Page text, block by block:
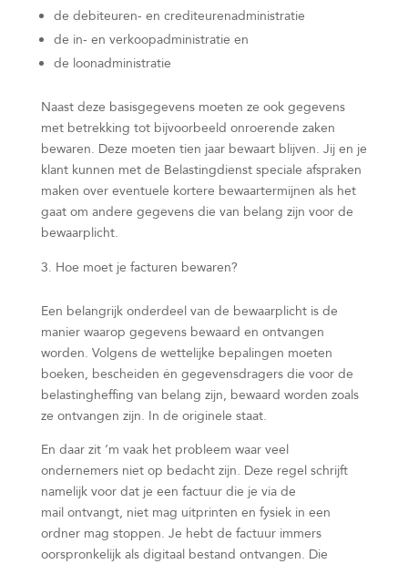
de debiteuren- en crediteurenadministratie
de in- en verkoopadministratie en
de loonadministratie
Naast deze basisgegevens moeten ze ook gegevens
met betrekking tot bijvoorbeeld onroerende zaken
bewaren. Deze moeten tien jaar bewaart blijven. Jij en je
klant kunnen met de Belastingdienst speciale afspraken
maken over eventuele kortere bewaartermijnen als het
gaat om andere gegevens die van belang zijn voor de
bewaarplicht.
Hoe moet je facturen bewaren?
Een belangrijk onderdeel van de bewaarplicht is de
manier waarop gegevens bewaard en ontvangen
worden. Volgens de wettelijke bepalingen moeten
boeken, bescheiden én gegevensdragers die voor de
belastingheffing van belang zijn, bewaard worden zoals
ze ontvangen zijn. In de originele staat.
En daar zit ‘m vaak het probleem waar veel
ondernemers niet op bedacht zijn. Deze regel schrijft
namelijk voor dat je een factuur die je via de
mail ontvangt, niet mag uitprinten en fysiek in een
ordner mag stoppen. Je hebt de factuur immers
oorspronkelijk als digitaal bestand ontvangen. Die